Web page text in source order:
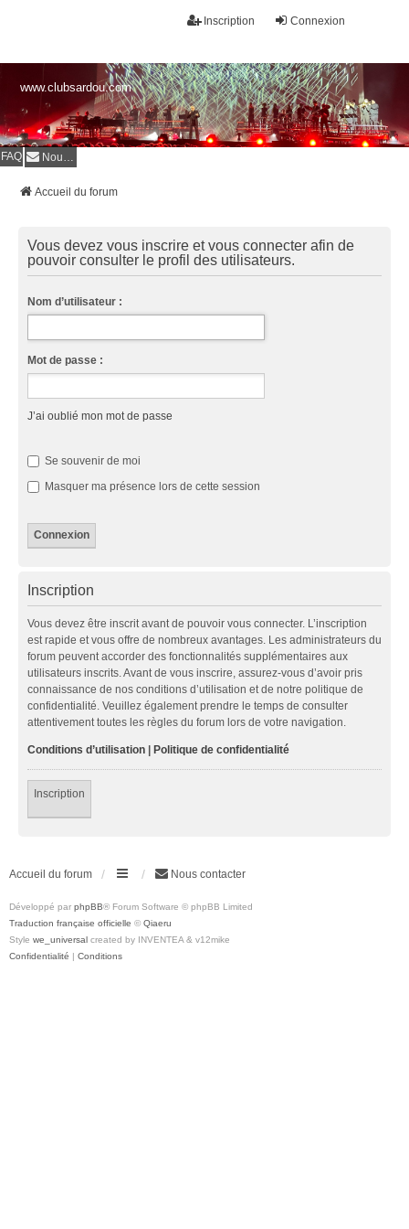
Connexion
Inscription
www.clubsardou.com
FAQ Nous contacter
Accueil du forum
Vous devez vous inscrire et vous connecter afin de
pouvoir consulter le profil des utilisateurs.
Nom d’utilisateur :
Mot de passe :
J’ai oublié mon mot de passe
Se souvenir de moi
Masquer ma présence lors de cette session
Inscription
Vous devez être inscrit avant de pouvoir vous connecter. L’inscription
est rapide et vous offre de nombreux avantages. Les administrateurs du
forum peuvent accorder des fonctionnalités supplémentaires aux
utilisateurs inscrits. Avant de vous inscrire, assurez-vous d’avoir pris
connaissance de nos conditions d’utilisation et de notre politique de
confidentialité. Veuillez également prendre le temps de consulter
attentivement toutes les règles du forum lors de votre navigation.
Conditions d’utilisation | Politique de confidentialité
Inscription
Accueil du forum Nous contacter
Développé par phpBB® Forum Software © phpBB Limited
Traduction française officielle © Qiaeru
Style we_universal created by INVENTEA & v12mike
Confidentialité | Conditions